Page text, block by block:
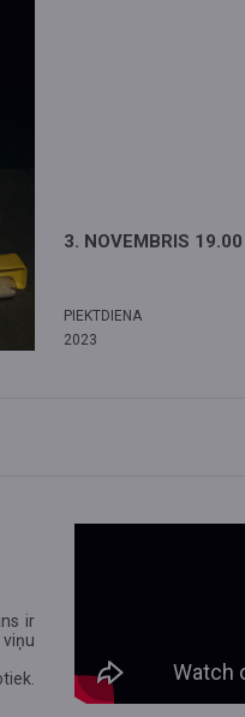
3. NOVEMBRIS 19.00
PIEKTDIENA
2023
ir